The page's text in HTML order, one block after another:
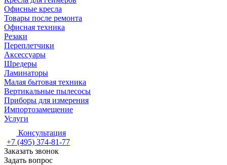
Офисные кресла
Товары после ремонта
Офисная техника
Резаки
Переплетчики
Аксессуары
Шредеры
Ламинаторы
Малая бытовая техника
Вертикальные пылесосы
Приборы для измерения
Импортозамещение
Услуги
Консультация
+7 (495) 374-81-77
Заказать звонок
Задать вопрос